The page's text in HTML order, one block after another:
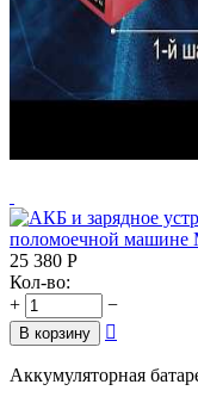
25 380 Р
Кол-во:
+
−
В корзину 
Аккумуляторная